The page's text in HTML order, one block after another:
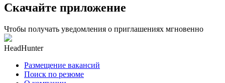
Скачайте приложение
Чтобы получать уведомления о приглашениях мгновенно
HeadHunter
Размещение вакансий
Поиск по резюме